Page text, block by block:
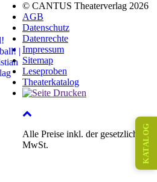
© CANTUS Theaterverlag 2026
AGB
Datenschutz
Datenrechte
Impressum
Sitemap
Leseproben
Theaterkatalog
Alle Preise inkl. der gesetzlichen
MwSt.
KATALOG